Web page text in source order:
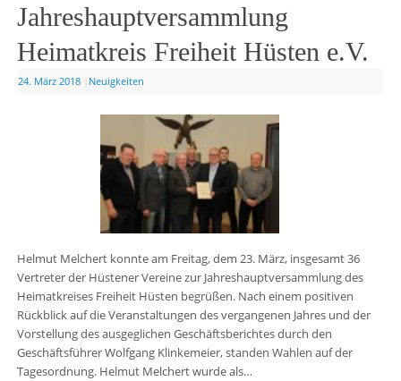
Jahreshauptversammlung
Heimatkreis Freiheit Hüsten e.V.
24. März 2018 Neuigkeiten
Helmut Melchert konnte am Freitag, dem 23. März, insgesamt 36
Vertreter der Hüstener Vereine zur Jahreshauptversammlung des
Heimatkreises Freiheit Hüsten begrüßen. Nach einem positiven
Rückblick auf die Veranstaltungen des vergangenen Jahres und der
Vorstellung des ausgeglichen Geschäftsberichtes durch den
Geschäftsführer Wolfgang Klinkemeier, standen Wahlen auf der
Tagesordnung. Helmut Melchert wurde als…